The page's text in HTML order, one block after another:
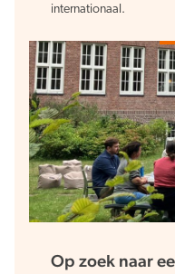
Kennis en data
internationaal.
Op zoek naar